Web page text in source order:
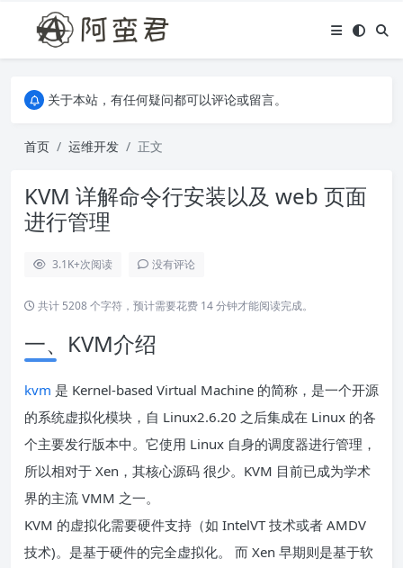
关于本站，有任何疑问都可以评论或留言。
欢迎访问阿蛮君博客~
欢迎访问阿蛮君博客~
首页 运维开发 正文
KVM 详解命令行安装以及 web 页面
进行管理
3.1K+次阅读 没有评论
共计 5208 个字符，预计需要花费 14 分钟才能阅读完成。
一、KVM介绍
kvm 是 Kernel-based Virtual Machine 的简称，是一个开源
的系统虚拟化模块，自 Linux2.6.20 之后集成在 Linux 的各
个主要发行版本中。它使用 Linux 自身的调度器进行管理，
所以相对于 Xen，其核心源码 很少。KVM 目前已成为学术
界的主流 VMM 之一。
KVM 的虚拟化需要硬件支持（如 IntelVT 技术或者 AMDV
技术)。是基于硬件的完全虚拟化。 而 Xen 早期则是基于软